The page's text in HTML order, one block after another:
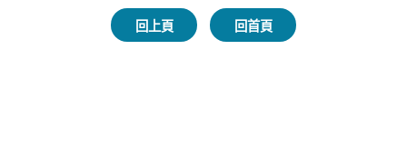
回上頁 回首頁